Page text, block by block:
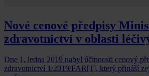
Nové cenové předpisy
zdravotnictví v oblasti
Dne 1. ledna 2019 nabyl účinnosti cenový
zdravotnictví 1/2019/FAR[1], který přináší